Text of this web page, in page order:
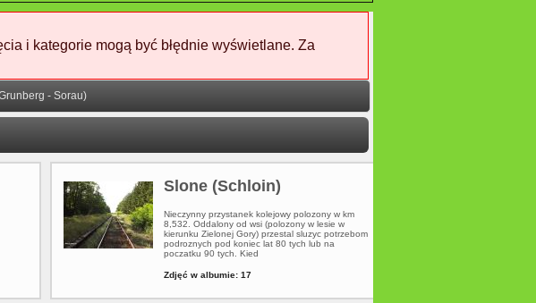
i kategorie mogą być błędnie wyświetlane. Za
- Sorau)
Slone (Schloin)
Nieczynny przystanek kolejowy polozony w km
8,532. Oddalony od wsi (polozony w lesie w
kierunku Zielonej Gory) przestal sluzyc potrzebom
podroznych pod koniec lat 80 tych lub na
poczatku 90 tych. Kied
Zdjęć w albumie: 17